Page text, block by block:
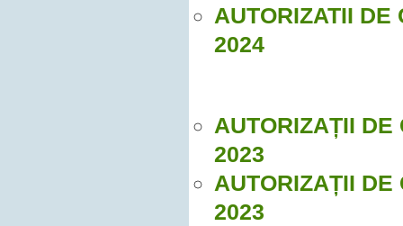
AUTORIZATII DE
2024
AUTORIZAȚII DE
2023
AUTORIZAȚII DE
2023